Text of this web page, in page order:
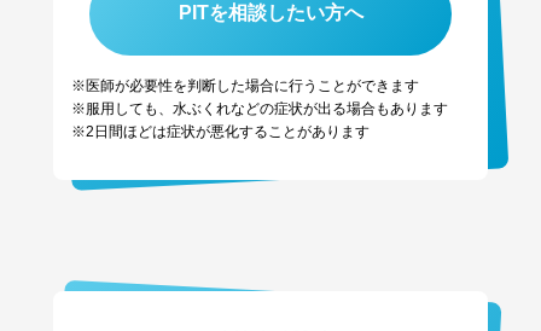
PITを相談したい方へ
※医師が必要性を判断した場合に行うことができます
※服用しても、水ぶくれなどの症状が出る場合もあります
※2日間ほどは症状が悪化することがあります